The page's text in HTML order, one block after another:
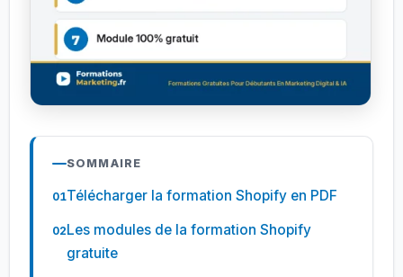
SOMMAIRE
Télécharger la formation Shopify en PDF
Les modules de la formation Shopify
gratuite